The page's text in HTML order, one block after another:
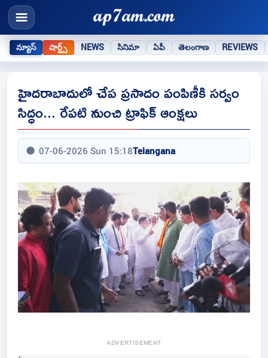
న్యూస్ షార్ట్స్ NEWS సినిమా ఏపీ తెలంగాణ REVIEWS
హైదరాబాదులో చేప ప్రసాదం పంపిణీకి సర్వం
సిద్ధం... రేపటి నుంచి ట్రాఫిక్ ఆంక్షలు
07-06-2026 Sun 15:18Telangana
ADVERTISEMENT